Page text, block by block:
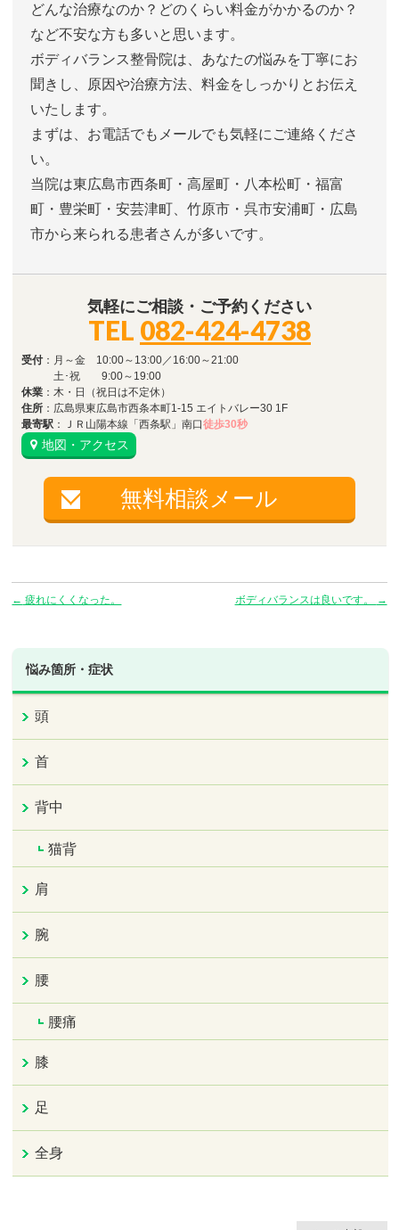
どんな治療なのか？どのくらい料金がかかるのか？
など不安な方も多いと思います。
ボディバランス整骨院は、あなたの悩みを丁寧にお
聞きし、原因や治療方法、料金をしっかりとお伝え
いたします。
まずは、お電話でもメールでも気軽にご連絡くださ
い。
当院は東広島市西条町・高屋町・八本松町・福富
町・豊栄町・安芸津町、竹原市・呉市安浦町・広島
市から来られる患者さんが多いです。
気軽にご相談・ご予約ください
TEL 082-424-4738
受付：月～金 10:00～13:00／16:00～21:00
土･祝 9:00～19:00
休業 ：木・日（祝日は不定休）
住所 ：広島県東広島市西条本町1-15 エイトバレー30 1F
最寄駅 ：ＪＲ山陽本線「西条駅」南口徒歩30秒
地図・アクセス
無料相談メール
← 疲れにくくなった。 ボディバランスは良いです。 →
悩み箇所・症状
頭
首
背中
猫背
肩
腕
腰
腰痛
膝
足
全身